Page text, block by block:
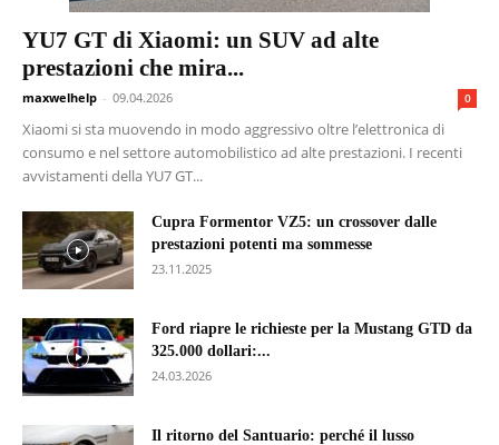
YU7 GT di Xiaomi: un SUV ad alte
prestazioni che mira...
maxwelhelp - 09.04.2026 0
Xiaomi si sta muovendo in modo aggressivo oltre l’elettronica di
consumo e nel settore automobilistico ad alte prestazioni. I recenti
avvistamenti della YU7 GT...
Cupra Formentor VZ5: un crossover dalle
prestazioni potenti ma sommesse
23.11.2025
Ford riapre le richieste per la Mustang GTD da
325.000 dollari:...
24.03.2026
Il ritorno del Santuario: perché il lusso